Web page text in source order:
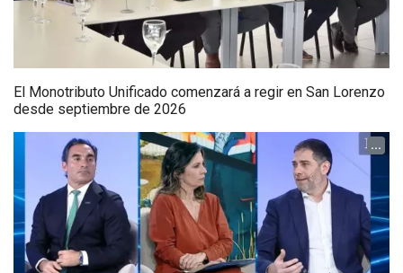
El Monotributo Unificado comenzará a regir en San Lorenzo
desde septiembre de 2026
...